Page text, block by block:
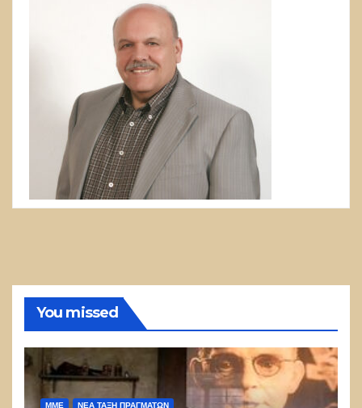
You missed
ΜΜΕ ΝΈΑ ΤΆΞΗ ΠΡΑΓΜΆΤΩΝ